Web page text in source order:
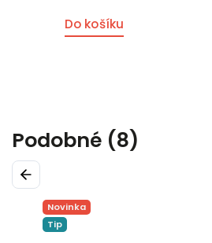
Do košíku
Podobné (8)
Previous
Novinka
Tip